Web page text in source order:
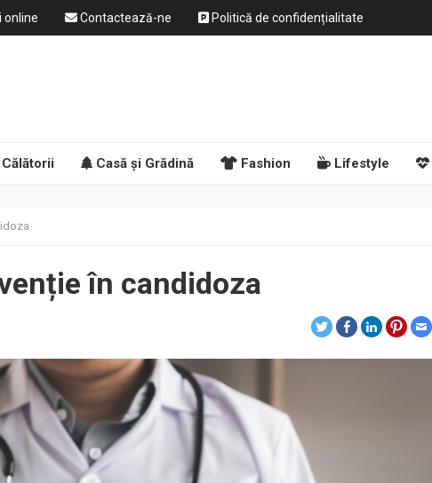
online Contactează-ne Politică de confidențialitate
Călătorii Casă și Grădină Fashion Lifestyle
în candidoza